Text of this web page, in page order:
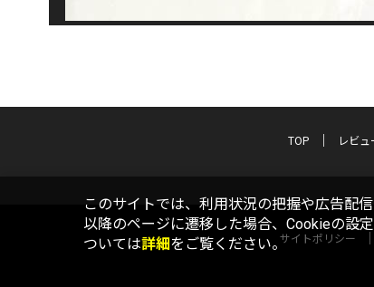
TOP レビュ
サイトポリシー
このサイトでは、利用状況の把握や広告配
以降のページに遷移した場合、Cookieの設
ついては詳細をご覧ください。